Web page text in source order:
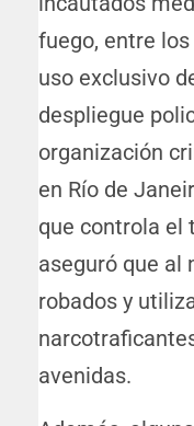
fuego, entre
uso exclusivo
despliegue
organización
en Río de
que controla el
aseguró que al
robados y
avenidas.